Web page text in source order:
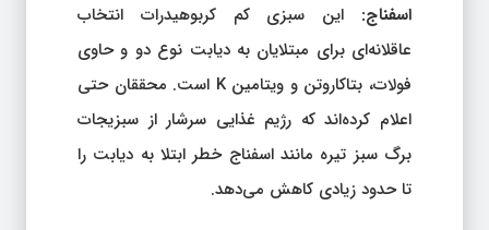
اسفناج: این سبزی کم کربوهیدرات انتخاب
عاقلانه‌ای برای مبتلایان به دیابت نوع دو و حاوی
فولات، بتاکاروتن و ویتامین K است. محققان حتی
اعلام کرده‌اند که رژیم غذایی سرشار از سبزیجات
برگ سبز تیره مانند اسفناج خطر ابتلا به دیابت را
تا حدود زیادی کاهش می‌دهد.